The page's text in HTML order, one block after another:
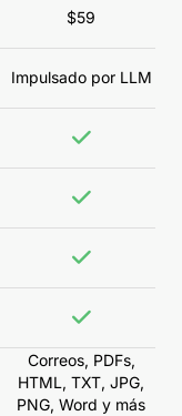
$59
Impulsado por LLM
Correos, PDFs,
HTML, TXT, JPG,
PNG, Word y más